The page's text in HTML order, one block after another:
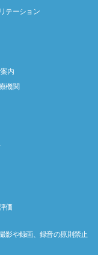
テーション
内
機関
価
影や録画、録音の原則禁止